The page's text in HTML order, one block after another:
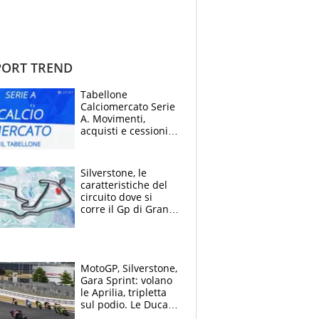
TREND
Tabellone
Calciomercato Serie
A. Movimenti,
acquisti e cessioni:
Silverstone, le
caratteristiche del
circuito dove si
corre il Gp di Gran
MotoGP, Silverstone,
Gara Sprint: volano
le Aprilia, tripletta
sul podio. Le Ducati